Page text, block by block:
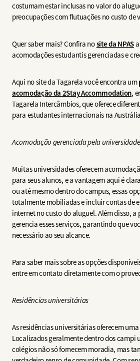
costumam estar inclusas no valor do
preocupações com flutuações no custo de
Quer saber mais? Confira nosite da NPAS
acomodações estudantis gerenciadas e
Aqui no site da Tagarela você encontra um
acomodação da 2Stay Accommodation,
Tagarela Intercâmbios, que oferece
para estudantes internacionais na
Acomodação gerenciada pela universidade
Muitas universidades oferecem
para seus alunos, e a vantagem aqui é
ou até mesmo dentro do campus, essas
totalmente mobiliadas e incluir contas de
internet no custo do aluguel. Além disso,
gerencia esses serviços, garantindo que
necessário ao seu alcance.
Para saber mais sobre as opções
entre em contato diretamente com o
Residências universitárias
As residências universitárias oferecem
Localizados geralmente dentro dos campi
colégios não só fornecem moradia, mas